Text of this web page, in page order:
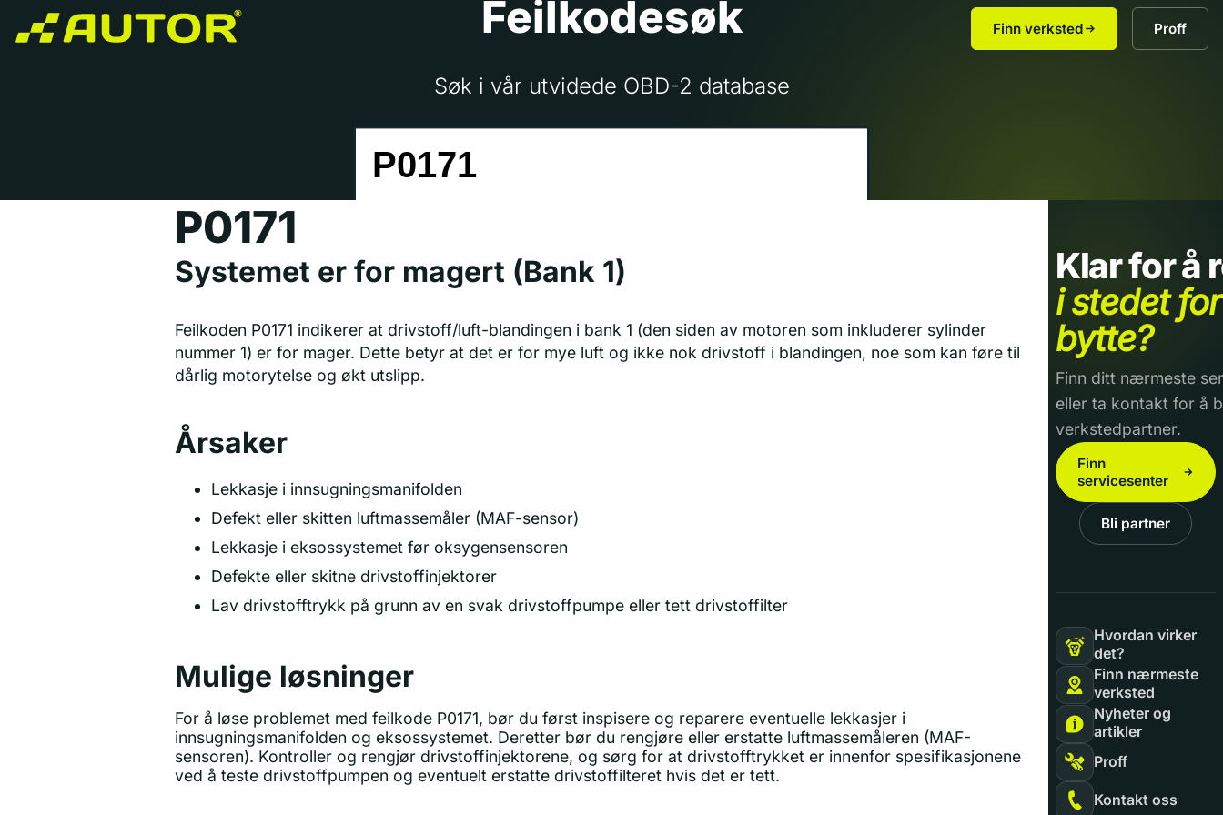
Finn verksted Proff
Feilkodesøk
Søk i vår utvidede OBD-2 database
P0171
Systemet er for magert (Bank 1)
Feilkoden P0171 indikerer at drivstoff/luft-blandingen i bank 1 (den siden av motoren som inkluderer sylinder
nummer 1) er for mager. Dette betyr at det er for mye luft og ikke nok drivstoff i blandingen, noe som kan føre til
dårlig motorytelse og økt utslipp.
Årsaker
Lekkasje i innsugningsmanifolden
Defekt eller skitten luftmassemåler (MAF-sensor)
Lekkasje i eksossystemet før oksygensensoren
Defekte eller skitne drivstoffinjektorer
Lav drivstofftrykk på grunn av en svak drivstoffpumpe eller tett drivstoffilter
Mulige løsninger
For å løse problemet med feilkode P0171, bør du først inspisere og reparere eventuelle lekkasjer i
innsugningsmanifolden og eksossystemet. Deretter bør du rengjøre eller erstatte luftmassemåleren (MAF-
sensoren). Kontroller og rengjør drivstoffinjektorene, og sørg for at drivstofftrykket er innenfor spesifikasjonene
ved å teste drivstoffpumpen og eventuelt erstatte drivstoffilteret hvis det er tett.
Klar for å
i stedet
bytte?
Finn ditt nærmeste
eller ta kontakt for å
verkstedpartner.
Finn
servicesenter
Bli partner
Hvordan virker
det?
Finn nærmeste
verksted
Nyheter og
artikler
Proff
Kontakt oss